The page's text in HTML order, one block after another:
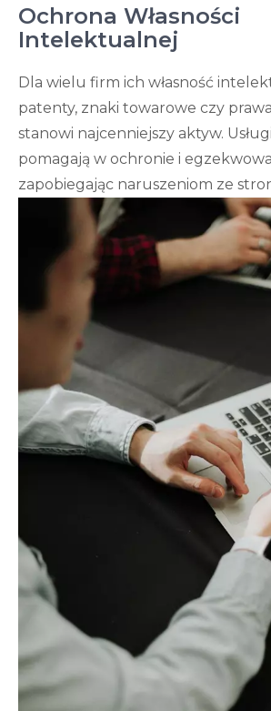
Ochrona Własności
Intelektualnej
Dla wielu firm ich własność
patenty, znaki towarowe czy
stanowi najcenniejszy aktyw.
pomagają w ochronie i
zapobiegając naruszeniom ze